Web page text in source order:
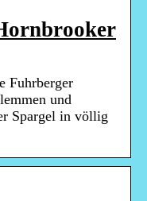
Fuhrberger
und
Spargel in völlig